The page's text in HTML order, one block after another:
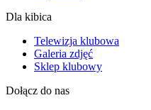
Dla kibica
Telewizja klubowa
Galeria zdjęć
Sklep klubowy
Dołącz do nas